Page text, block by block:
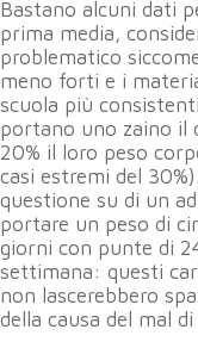
Bastano alcuni dati
prima media,
problematico
meno forti e i
scuola più
portano uno zaino il
20% il loro peso
casi estremi del
questione su di un
portare un peso di
giorni con punte di
settimana: questi
non lascerebbero
della causa del mal di